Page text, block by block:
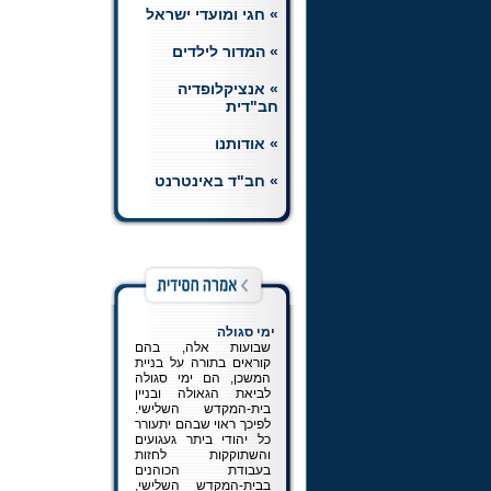
הצטרפו ללומדי השיעורים
היומיים בחומש, תהלים
ברמב"ם.לכניסה למדור
» חגי ומועדי ישראל
» המדור לילדים
» אנציקלופדיה
חב"דית
» אודותנו
» חב"ד באינטרנט
ימי סגולה
שבועות אלה, בהם
קוראים בתורה על בניית
המשכן, הם ימי סגולה
לביאת הגאולה ובניין
בית-המקדש השלישי.
לפיכך ראוי שבהם יתעורר
כל יהודי ביתר געגועים
והשתוקקות לחזות
בעבודת הכוהנים
בבית-המקדש השלישי,